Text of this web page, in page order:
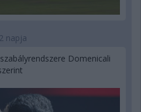
2 napja
Domenicali